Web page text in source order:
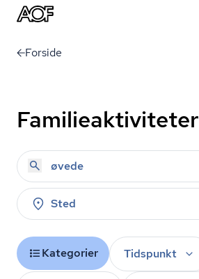
Forside
Familieaktiviteter
Sted
Kategorier Tidspunkt